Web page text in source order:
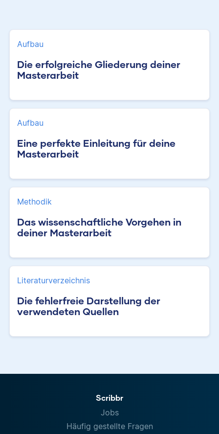
Aufbau
Die erfolgreiche Gliederung deiner
Masterarbeit
Aufbau
Eine perfekte Einleitung für deine
Masterarbeit
Methodik
Das wissenschaftliche Vorgehen in
deiner Masterarbeit
Literaturverzeichnis
Die fehlerfreie Darstellung der
verwendeten Quellen
Scribbr
Jobs
Häufig gestellte Fragen